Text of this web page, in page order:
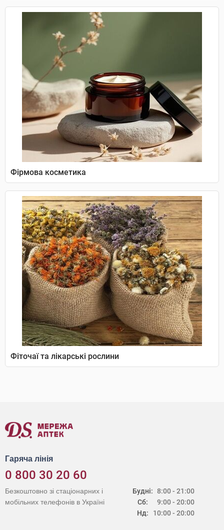
Фірмова косметика
Фіточаї та лікарські рослини
Гаряча лінія
0 800 30 20 60
Будні:
Сб:
Нд:
8:00 - 21:00
9:00 - 20:00
10:00 - 20:00
Безкоштовно зі стаціонарних і
мобільних телефонів в Україні